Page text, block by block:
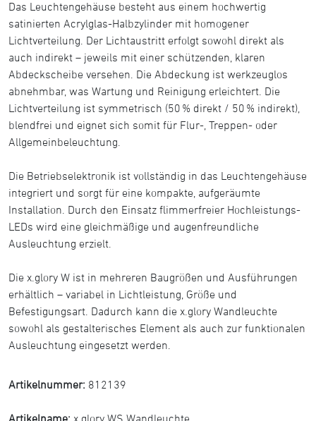
Das Leuchtengehäuse besteht aus einem hochwertig
satinierten Acrylglas-Halbzylinder mit homogener
Lichtverteilung. Der Lichtaustritt erfolgt sowohl direkt als
auch indirekt – jeweils mit einer schützenden, klaren
Abdeckscheibe versehen. Die Abdeckung ist werkzeuglos
abnehmbar, was Wartung und Reinigung erleichtert. Die
Lichtverteilung ist symmetrisch (50 % direkt / 50 % indirekt),
blendfrei und eignet sich somit für Flur-, Treppen- oder
Allgemeinbeleuchtung.
Die Betriebselektronik ist vollständig in das Leuchtengehäuse
integriert und sorgt für eine kompakte, aufgeräumte
Installation. Durch den Einsatz flimmerfreier Hochleistungs-
LEDs wird eine gleichmäßige und augenfreundliche
Ausleuchtung erzielt.
Die x.glory W ist in mehreren Baugrößen und Ausführungen
erhältlich – variabel in Lichtleistung, Größe und
Befestigungsart. Dadurch kann die x.glory Wandleuchte
sowohl als gestalterisches Element als auch zur funktionalen
Ausleuchtung eingesetzt werden.
Artikelnummer: 812139
Artikelname: x.glory WS Wandleuchte